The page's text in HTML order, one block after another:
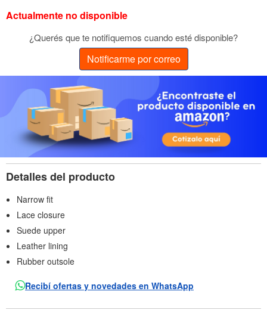
Actualmente no disponible
¿Querés que te notifiquemos cuando esté disponible?
Notificarme por correo
Detalles del producto
Narrow fit
Lace closure
Suede upper
Leather lining
Rubber outsole
Recibí ofertas y novedades en WhatsApp